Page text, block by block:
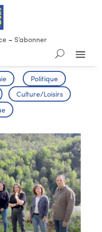
– S’abonner
Politique
Culture/Loisirs